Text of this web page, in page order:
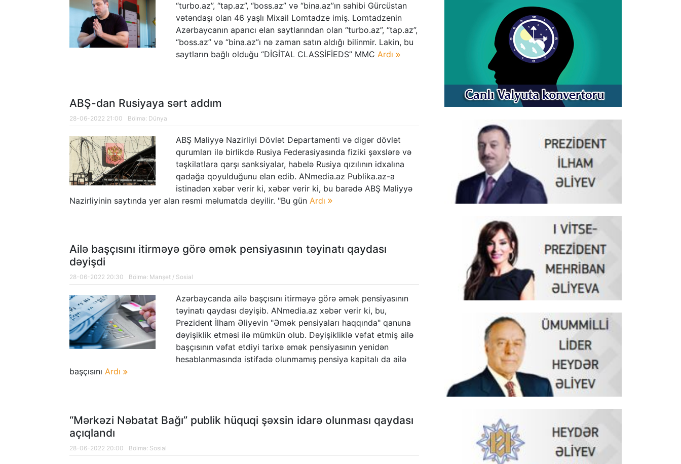
“turbo.az”, “tap.az”, “boss.az” və “bina.az”ın sahibi Gürcüstan
vətəndaşı olan 46 yaşlı Mixail Lomtadze imiş. Lomtadzenin
Azərbaycanın aparıcı elan saytlarından olan “turbo.az”, “tap.az”,
“boss.az” və “bina.az”ı nə zaman satın aldığı bilinmir. Lakin, bu
saytların bağlı olduğu “DİGİTAL CLASSİFİEDS” MMC Ardı
ABŞ-dan Rusiyaya sərt addım
28-06-2022 21:00 Bölmə: Dünya
ABŞ Maliyyə Nazirliyi Dövlət Departamenti və digər dövlət
qurumları ilə birlikdə Rusiya Federasiyasında fiziki şəxslərə və
təşkilatlara qarşı sanksiyalar, habelə Rusiya qızılının idxalına
qadağa qoyulduğunu elan edib. ANmedia.az Publika.az-a
istinadən xəbər verir ki, xəbər verir ki, bu barədə ABŞ Maliyyə
Nazirliyinin saytında yer alan rəsmi məlumatda deyilir. "Bu gün Ardı
Ailə başçısını itirməyə görə əmək pensiyasının təyinatı qaydası
dəyişdi
28-06-2022 20:30 Bölmə: Manşet / Sosial
Azərbaycanda ailə başçısını itirməyə görə əmək pensiyasının
təyinatı qaydası dəyişib. ANmedia.az xəbər verir ki, bu,
Prezident İlham Əliyevin "Əmək pensiyaları haqqında" qanuna
dəyişiklik etməsi ilə mümkün olub. Dəyişikliklə vəfat etmiş ailə
başçısının vəfat etdiyi tarixə əmək pensiyasının yenidən
hesablanmasında istifadə olunmamış pensiya kapitalı da ailə
başçısını Ardı
“Mərkəzi Nəbatat Bağı” publik hüquqi şəxsin idarə olunması qaydası
açıqlandı
28-06-2022 20:00 Bölmə: Sosial